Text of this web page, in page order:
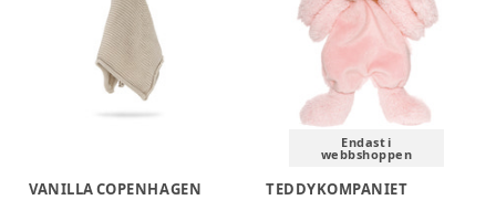
VANILLA COPENHAGEN
Endast i
webbshoppen
TEDDYKOMPANIET